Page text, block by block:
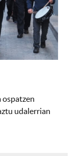
udalerrian